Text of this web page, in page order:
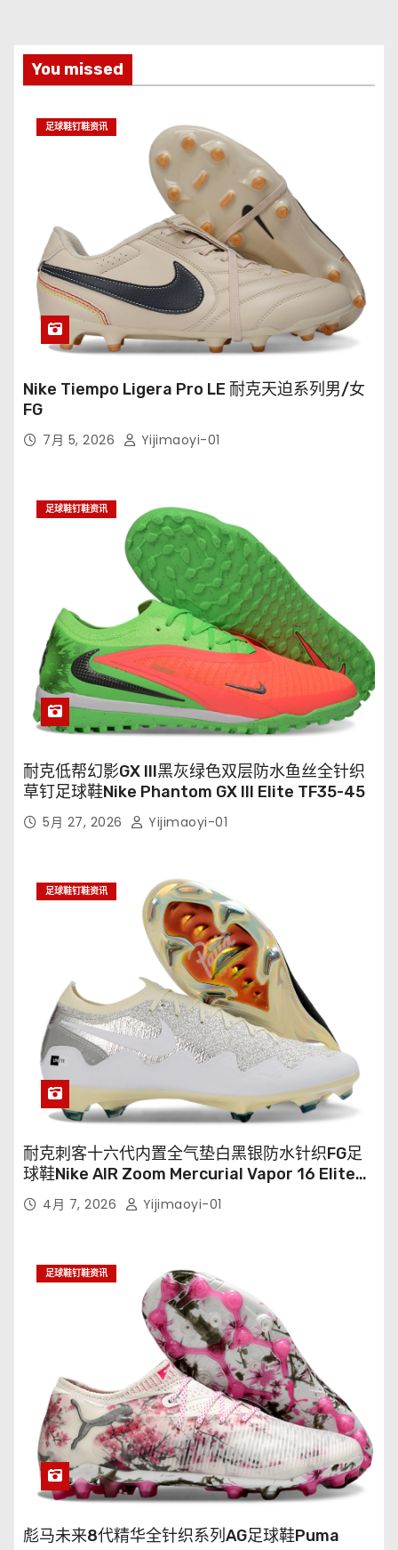
You missed
足球鞋钉鞋资讯
Nike Tiempo Ligera Pro LE 耐克天迫系列男/女
FG
7月 5, 2026 Yijimaoyi-01
足球鞋钉鞋资讯
耐克低帮幻影GX III黑灰绿色双层防水鱼丝全针织
草钉足球鞋Nike Phantom GX III Elite TF35-45
5月 27, 2026 Yijimaoyi-01
足球鞋钉鞋资讯
耐克刺客十六代内置全气垫白黑银防水针织FG足
球鞋Nike AIR Zoom Mercurial Vapor 16 Elite
XXV FG35-45
4月 7, 2026 Yijimaoyi-01
足球鞋钉鞋资讯
彪马未来8代精华全针织系列AG足球鞋Puma